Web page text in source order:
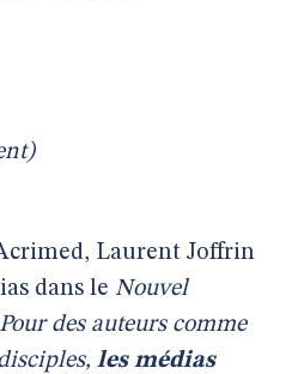
Laurent Joffrin
dans le Nouvel
Pour des auteurs comme
les médias